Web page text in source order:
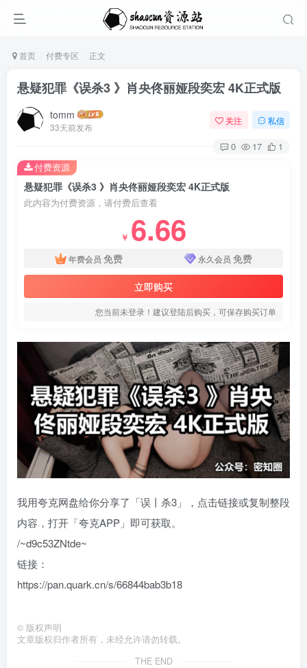
首页 付费专区 正文
悬疑犯罪《误杀3 》肖央佟丽娅段奕宏 4K正式版
tomm
33天前发布
关注 私信
0 17 1
悬疑犯罪《误杀3 》肖央佟丽娅段奕宏 4K正式版
此内容为付费资源，请付费后查看
￥ 6.66
年费会员 免费 永久会员 免费
立即购买
您当前未登录！建议登陆后购买，可保存购买订单
付费资源
我用夸克网盘给你分享了「误丨杀3」，点击链接或复制整段
内容，打开「夸克APP」即可获取。
/~d9c53ZNtde~
链接：
https://pan.quark.cn/s/66844bab3b18
© 版权声明
文章版权归作者所有，未经允许请勿转载。
THE END